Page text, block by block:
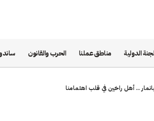
الدولية مناطق عملنا الحرب والقانون
.. أهل راخين في قلب اهتمامنا